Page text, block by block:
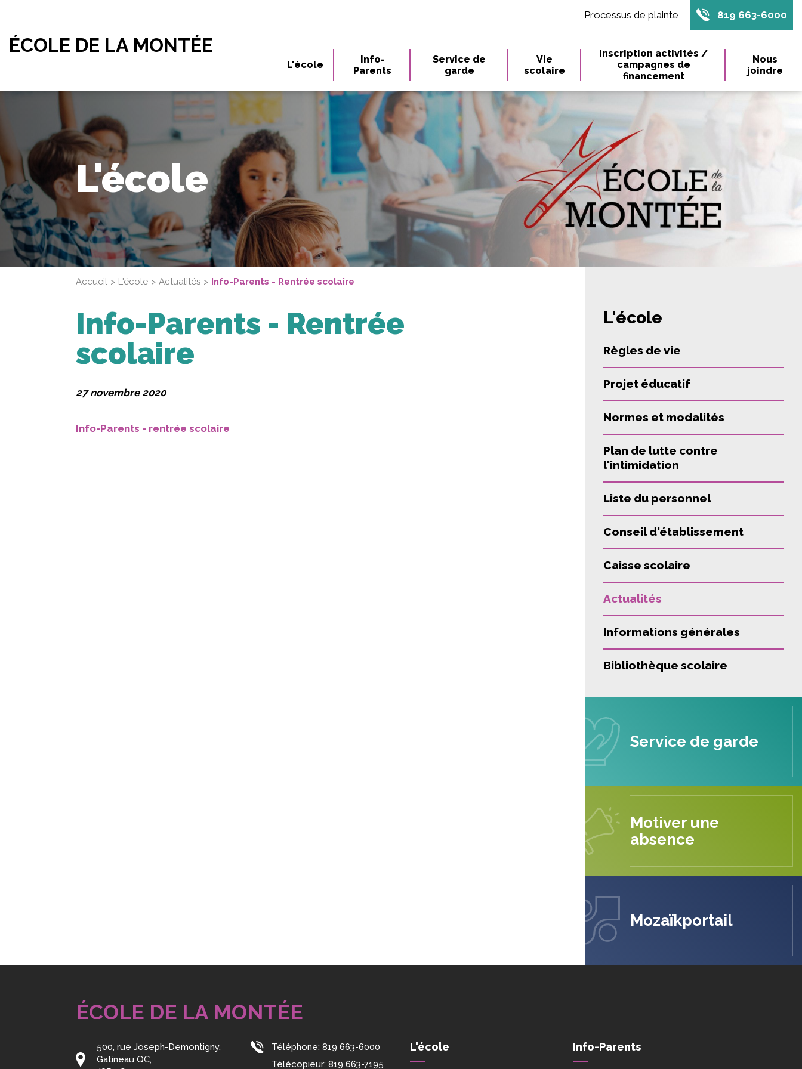
ÉCOLE DE LA MONTÉE
Processus de plainte 819 663-6000
L'école
Info-
Parents
Service de
garde
Vie
scolaire
Inscription activités /
campagnes de
financement
Nous
joindre
L'école
Accueil L'école Actualités Info-Parents - Rentrée scolaire
Info-Parents - Rentrée
scolaire
27 novembre 2020
Info-Parents - rentrée scolaire
L'école
Règles de vie
Projet éducatif
Normes et modalités
Plan de lutte contre
l'intimidation
Liste du personnel
Conseil d'établissement
Caisse scolaire
Actualités
Informations générales
Bibliothèque scolaire
Service de garde
Motiver une
absence
Mozaïkportail
ÉCOLE DE LA MONTÉE
500, rue Joseph-Demontigny,
Gatineau QC,
Téléphone: 819 663-6000
Télécopieur: 819 663-7195
L'école Info-Parents